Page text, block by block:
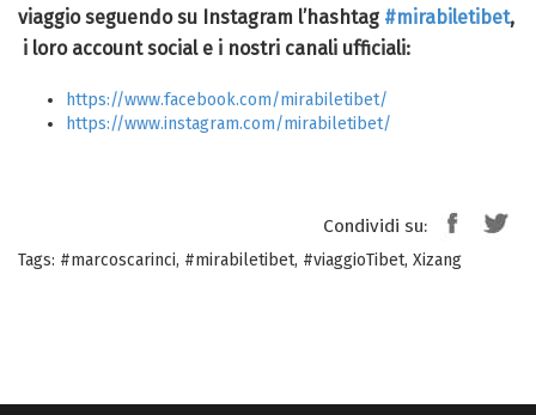
viaggio seguendo su Instagram l’hashtag #mirabiletibet,
i loro account social e i nostri canali ufficiali:
https://www.facebook.com/mirabiletibet/
https://www.instagram.com/mirabiletibet/
Condividi su:
Tags: #marcoscarinci, #mirabiletibet, #viaggioTibet, Xizang